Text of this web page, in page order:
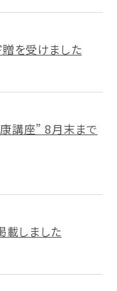
贈を受けました
講座” 8月末まで
しました